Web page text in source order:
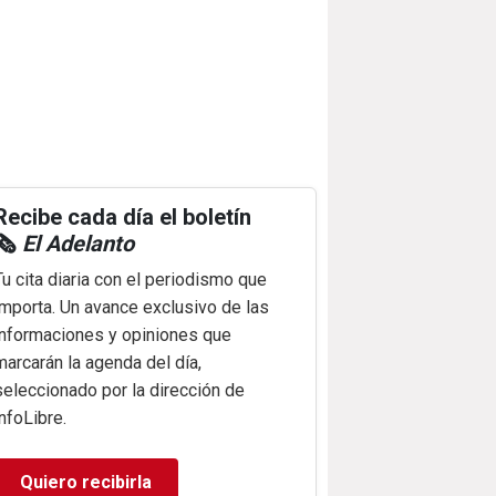
cada día el boletín
El Adelanto
cita diaria con el periodismo que
Un avance exclusivo de las
y opiniones que
la agenda del día,
por la dirección de
Quiero recibirla